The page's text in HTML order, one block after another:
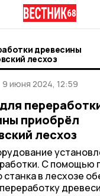
древесины
лесхоз
9 июня 2024, 12:59
приобрёл
лесхоз
С помощью
станка в лесхозе